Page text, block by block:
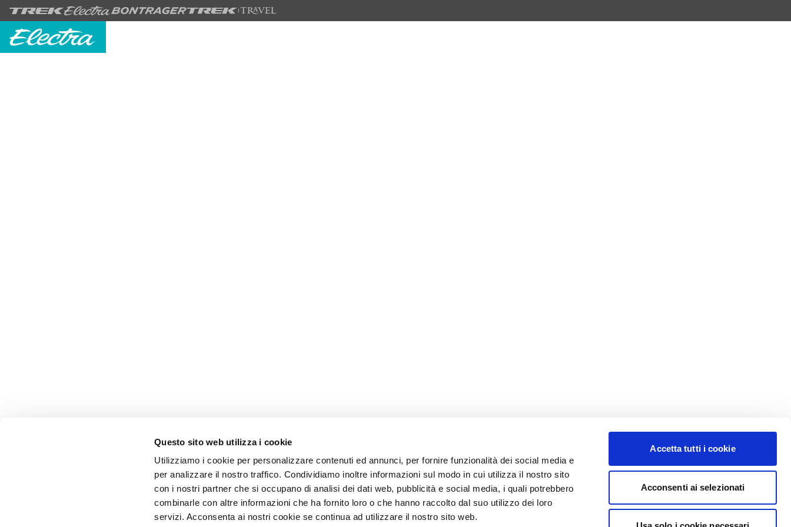
Questo sito web utilizza i cookie
Utilizziamo i cookie per personalizzare contenuti ed annunci, per fornire funzionalità dei social media e
per analizzare il nostro traffico. Condividiamo inoltre informazioni sul modo in cui utilizza il nostro sito
con i nostri partner che si occupano di analisi dei dati web, pubblicità e social media, i quali potrebbero
combinarle con altre informazioni che ha fornito loro o che hanno raccolto dal suo utilizzo dei loro
servizi. Acconsenta ai nostri cookie se continua ad utilizzare il nostro sito web.
Accetta tutti i cookie
Acconsenti ai selezionati